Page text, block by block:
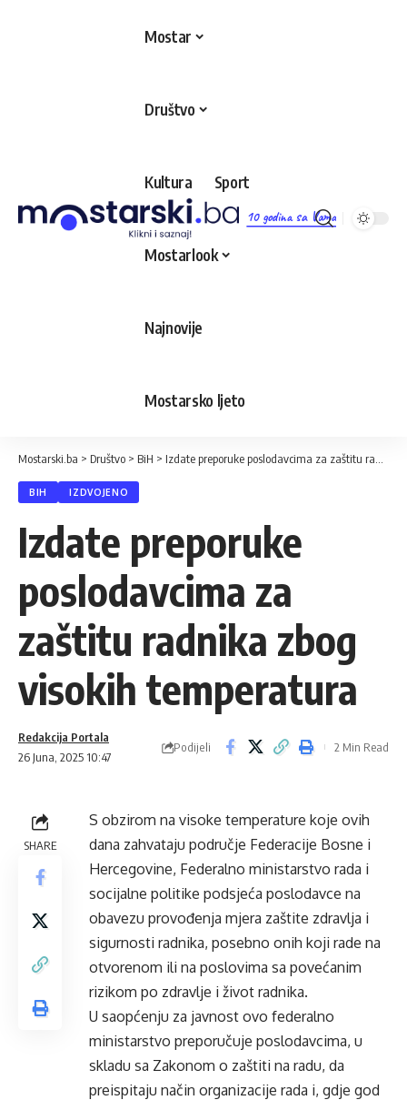
10 godina sa Vama
Mostar
Društvo
Kultura Sport
Mostarlook
Najnovije
Mostarsko ljeto
Mostarski.ba > Društvo > BiH > Izdate preporuke poslodavcima za zaštitu radnika zbog visokih temperatura
BIH IZDVOJENO
Izdate preporuke
poslodavcima za
zaštitu radnika zbog
visokih temperatura
26 Juna, 2025 10:47
Redakcija Portala
Podijeli 2 Min Read
SHARE
S obzirom na visoke temperature koje ovih
dana zahvataju područje Federacije Bosne i
Hercegovine, Federalno ministarstvo rada i
socijalne politike podsjeća poslodavce na
obavezu provođenja mjera zaštite zdravlja i
sigurnosti radnika, posebno onih koji rade na
otvorenom ili na poslovima sa povećanim
rizikom po zdravlje i život radnika.
U saopćenju za javnost ovo federalno
ministarstvo preporučuje poslodavcima, u
skladu sa Zakonom o zaštiti na radu, da
preispitaju način organizacije rada i, gdje god